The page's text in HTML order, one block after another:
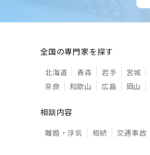
全国の専門家を探す
北海道 青森 岩手 宮城
奈良
和歌山 広島 岡山
相談内容
離婚・浮気 相続 交通事故